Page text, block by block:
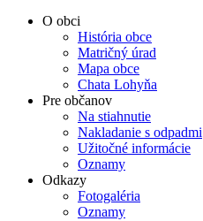
O obci
História obce
Matričný úrad
Mapa obce
Chata Lohyňa
Pre občanov
Na stiahnutie
Nakladanie s odpadmi
Užitočné informácie
Oznamy
Odkazy
Fotogaléria
Oznamy